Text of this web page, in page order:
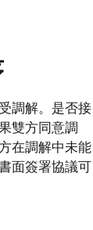
調解。是否接
雙方同意調
在調解中未能
面簽署協議可